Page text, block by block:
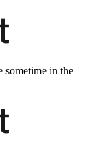
sometime in the